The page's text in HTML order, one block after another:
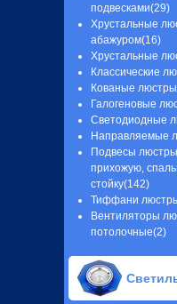
подвесками(29)
Хрустальные
абажуром(16)
Хрустальные
Классические
Кованые люстры
Галогеновые
Светодиодные
Направляемые
Подвесы
прихожую,
стойку(142)
Тиффани
Вентиляторы
потолочные(2)